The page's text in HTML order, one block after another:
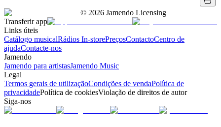
© 2026 Jamendo Licensing
Transferir app
Links úteis
Catálogo musicalRádios In-storePreçosContactoCentro de
ajudaContacte-nos
Jamendo
Jamendo para artistasJamendo Music
Legal
Termos gerais de utilizaçãoCondições de vendaPolítica de
privacidadePolítica de cookiesViolação de direitos de autor
Siga-nos